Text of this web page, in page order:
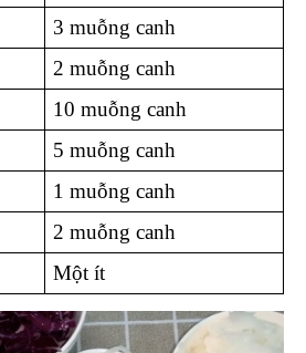
3 muỗng canh
2 muỗng canh
10 muỗng canh
5 muỗng canh
1 muỗng canh
2 muỗng canh
Một ít